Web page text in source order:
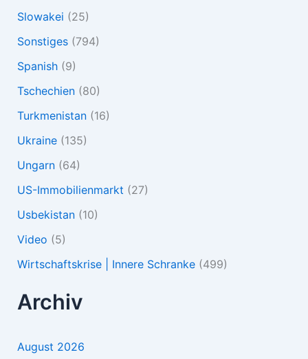
Slowakei (25)
Sonstiges(794)
Spanish(9)
Tschechien(80)
Turkmenistan(16)
Ukraine(135)
Ungarn(64)
US-Immobilienmarkt (27)
Usbekistan(10)
Video (5)
Wirtschaftskrise | Innere Schranke(499)
Archiv
August 2026